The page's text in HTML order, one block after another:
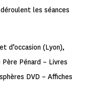
les séances
d’occasion (Lyon),
Pénard – Livres
DVD – Affiches